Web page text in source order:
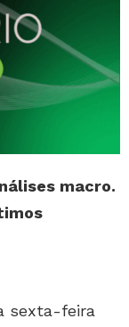
macro.
sexta-feira